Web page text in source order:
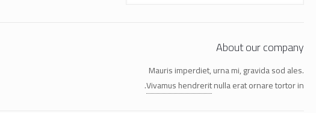
About our company
Mauris imperdiet, urna mi, gravida sod ales.
Vivamus hendreritnulla erat ornare tortor in.